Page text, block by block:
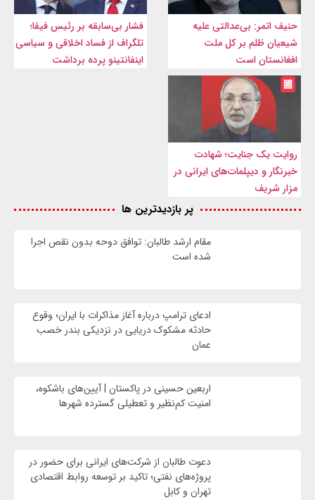
حنیف اتمر: بی‌عدالتی علیه
شیعیان ظلم بر کل ملت
افغانستان است
فشار بی‌سابقه بر رئیس فیفا؛
تلگراف از فساد اخلاقی و سیاسی
اینفانتینو پرده برداشت
روایت یک جنایت؛ شهادت
خبرنگار و دیپلمات‌های ایرانی در
مزار شریف
پر بازدیدترین ها
مقام ارشد طالبان: توافق دوحه بدون نقص اجرا
شده است
ادعای ترامپ درباره آغاز مذاکرات با ایران؛ وقوع
حادثه مشکوک دریایی در نزدیکی بندر خصب
عمان
اربعین حسینی در پاکستان | آیین‌های باشکوه،
امنیت کم‌نظیر و تعطیلی گسترده شهرها
دعوت طالبان از شرکت‌های ایرانی برای حضور در
پروژه‌های نفتی؛ تاکید بر توسعه روابط اقتصادی
تهران و کابل